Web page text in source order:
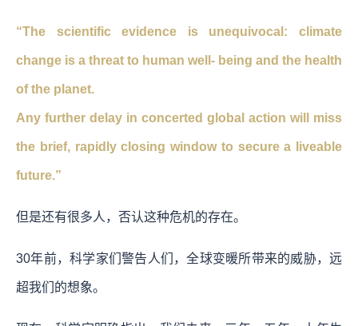
“The scientific evidence is unequivocal: climate
change is a threat to human well- being and the health
of the planet.
Any further delay in concerted global action will miss
the brief, rapidly closing window to secure a liveable
future.”
但是还有很多人，否认这种危机的存在。
30年前，科学家们警告人们，全球变暖所带来的威胁，远
超我们的想象。